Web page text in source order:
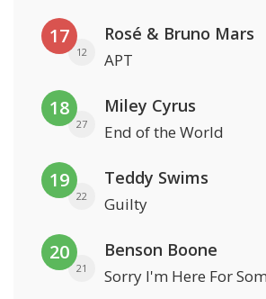
17
12
Rosé & Bruno Mars
APT
18
27
Miley Cyrus
End of the World
19
22
Teddy Swims
Guilty
20
21
Benson Boone
Sorry I'm Here For